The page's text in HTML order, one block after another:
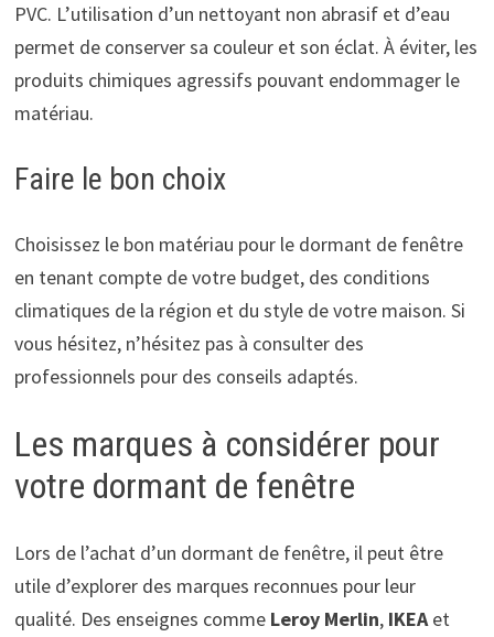
PVC. L’utilisation d’un nettoyant non abrasif et d’eau
permet de conserver sa couleur et son éclat. À éviter, les
produits chimiques agressifs pouvant endommager le
matériau.
Faire le bon choix
Choisissez le bon matériau pour le dormant de fenêtre
en tenant compte de votre budget, des conditions
climatiques de la région et du style de votre maison. Si
vous hésitez, n’hésitez pas à consulter des
professionnels pour des conseils adaptés.
Les marques à considérer pour
votre dormant de fenêtre
Lors de l’achat d’un dormant de fenêtre, il peut être
utile d’explorer des marques reconnues pour leur
qualité. Des enseignes comme Leroy Merlin, IKEAet